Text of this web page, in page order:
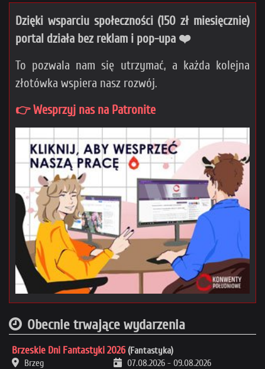
Dzięki wsparciu społeczności (150 zł miesięcznie)
portal działa bez reklam i pop-upa ❤️
To pozwala nam się utrzymać, a każda kolejna
złotówka wspiera nasz rozwój.
👉 Wesprzyj nas na Patronite
Obecnie trwające wydarzenia
Brzeskie Dni Fantastyki 2026 (Fantastyka)
Brzeg
07.08.2026 - 09.08.2026